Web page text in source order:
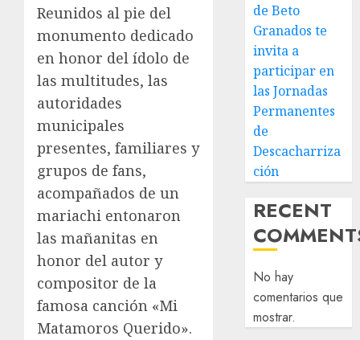
Reunidos al pie del
monumento dedicado
en honor del ídolo de
las multitudes, las
autoridades
municipales
presentes, familiares y
grupos de fans,
acompañados de un
mariachi entonaron
las mañanitas en
honor del autor y
compositor de la
famosa canción «Mi
Matamoros Querido».
de Beto
Granados te
invita a
participar en
las Jornadas
Permanentes
de
Descacharriza
ción
RECENT
No hay
comentarios que
mostrar.